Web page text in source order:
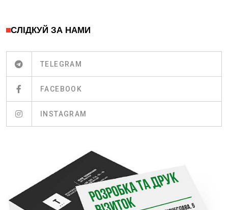
СЛІДКУЙ ЗА НАМИ
TELEGRAM
FACEBOOK
INSTAGRAM